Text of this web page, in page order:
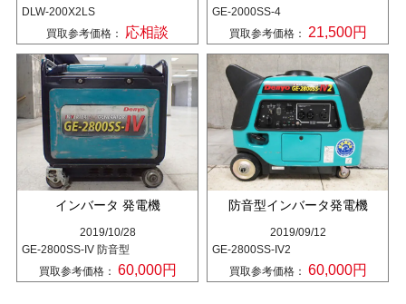
DLW-200X2LS
買取参考価格： 応相談
GE-2000SS-4
買取参考価格：
21,500円
インバータ 発電機
2019/10/28
GE-2800SS-IV 防音型
買取参考価格： 60,000円
防音型インバータ発電機
2019/09/12
GE-2800SS-IV2
買取参考価格： 60,000円